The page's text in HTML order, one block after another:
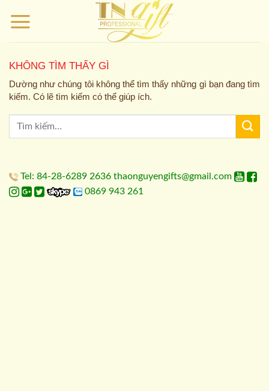
qua
KHÔNG TÌM THẤY GÌ
Dường như chúng tôi không thể tìm thấy những gì bạn đang tìm
kiếm. Có lẽ tìm kiếm có thể giúp ích.
Tel: 84-28-6289 2636 thaonguyengifts@gmail.com
0869 943 261